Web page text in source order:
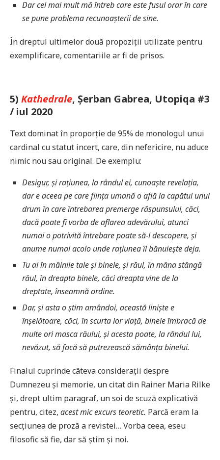
Dar cel mai mult mă întreb care este fusul orar în care
se pune problema recunoașterii de sine.
În dreptul ultimelor două propoziții utilizate pentru
exemplificare, comentariile ar fi de prisos.
5) Kathedrale, Șerban Gabrea, Utopiqa #3
/ iul 2020
Text dominat în proporție de 95% de monologul unui
cardinal cu statut incert, care, din nefericire, nu aduce
nimic nou sau original. De exemplu:
Desigur, și rațiunea, la rândul ei, cunoaște revelația,
dar e aceea pe care ființa umană o află la capătul unui
drum în care întrebarea premerge răspunsului, căci,
dacă poate fi vorba de aflarea adevărului, atunci
numai o potrivită întrebare poate să-l descopere, și
anume numai acolo unde rațiunea îl bănuiește deja.
Tu ai în mâinile tale și binele, și răul, în mâna stângă
răul, în dreapta binele, căci dreapta vine de la
dreptate, înseamnă ordine.
Dar, și asta o știm amândoi, această liniște e
înșelătoare, căci, în scurta lor viață, binele îmbracă de
multe ori masca răului, și acesta poate, la rândul lui,
nevăzut, să facă să putrezească sămânța binelui.
Finalul cuprinde câteva considerații despre
Dumnezeu și memorie, un citat din Rainer Maria Rilke
și, drept ultim paragraf, un soi de scuză explicativă
pentru, citez, acest mic excurs teoretic. Parcă eram la
secțiunea de proză a revistei… Vorba ceea, eseu
filosofic să fie, dar să știm și noi.